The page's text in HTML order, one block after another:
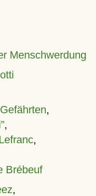
Menschwerdung
,
,
,
Brébeuf
,